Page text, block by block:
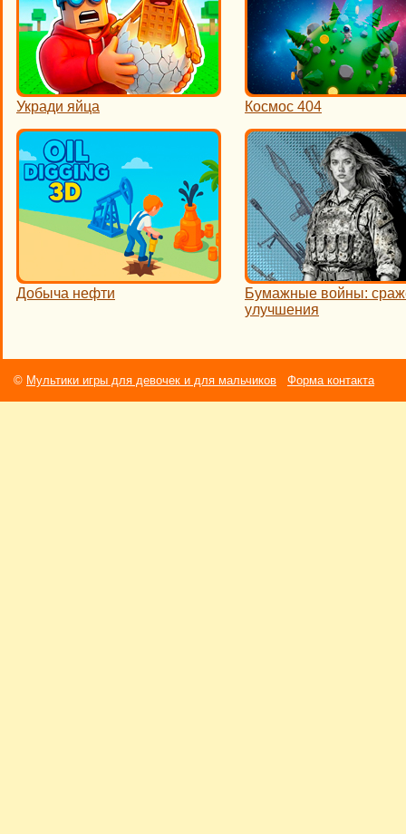
Укради яйца Космос 404
Добыча нефти
Бумажные войны:
улучшения
© Мультики игры для девочек и для мальчиков Форма контакта